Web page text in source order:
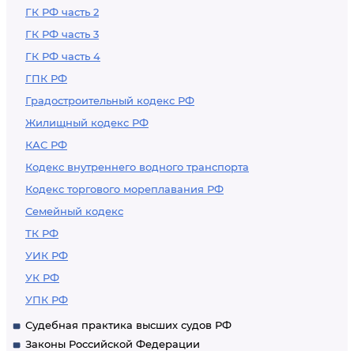
ГК РФ часть 2
ГК РФ часть 3
ГК РФ часть 4
ГПК РФ
Градостроительный кодекс РФ
Жилищный кодекс РФ
КАС РФ
Кодекс внутреннего водного транспорта
Кодекс торгового мореплавания РФ
Семейный кодекс
ТК РФ
УИК РФ
УК РФ
УПК РФ
Судебная практика высших судов РФ
Законы Российской Федерации